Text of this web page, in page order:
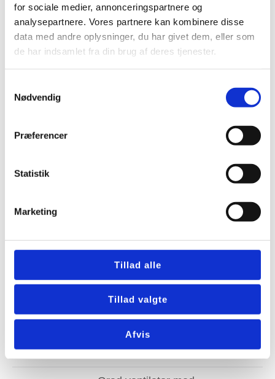
for sociale medier, annonceringspartnere og
analysepartnere. Vores partnere kan kombinere disse
data med andre oplysninger, du har givet dem, eller som
de har indsamlet fra din brug af deres tjenester.
Nødvendig
Præferencer
Statistik
Marketing
Tillad alle
Tillad valgte
Afvis
Hvilket netværk bruger Duka og
hvilken styring er bedst
Montering af ventilationsanlæg
Ventilator badeværelse batteri
Hvor meget må et
ventilationsanlæg støje i boligen
korrekt dimensionering